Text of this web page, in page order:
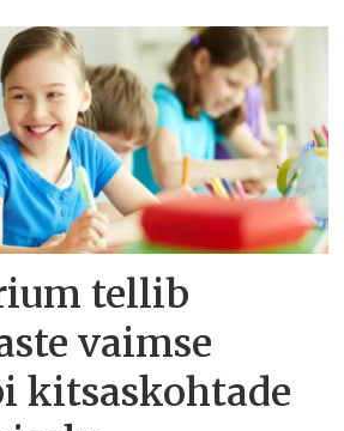
tellib
vaimse
kitsaskohtade